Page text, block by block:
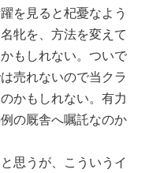
を見ると杞憂なよう
牝を、方法を変えて
もしれない。ついで
売れないので当クラ
かもしれない。有力
の厩舎へ嘱託なのか
思うが、こういうイ